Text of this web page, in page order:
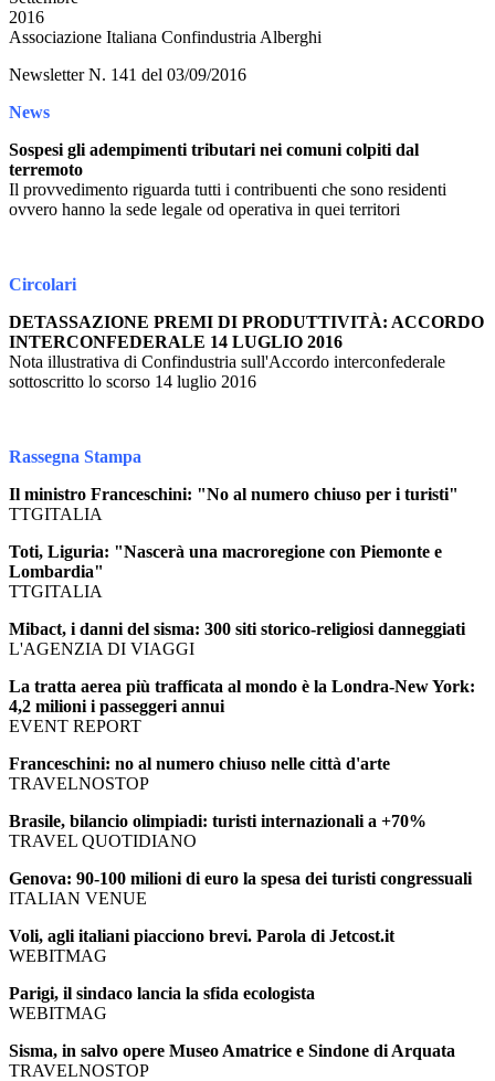
2016
Associazione Italiana Confindustria Alberghi
Newsletter N. 141 del 03/09/2016
News
Sospesi gli adempimenti tributari nei comuni colpiti dal
terremoto
Il provvedimento riguarda tutti i contribuenti che sono residenti
ovvero hanno la sede legale od operativa in quei territori
Circolari
DETASSAZIONE PREMI DI PRODUTTIVITÀ: ACCORDO
INTERCONFEDERALE 14 LUGLIO 2016
Nota illustrativa di Confindustria sull'Accordo interconfederale
sottoscritto lo scorso 14 luglio 2016
Rassegna Stampa
Il ministro Franceschini: "No al numero chiuso per i turisti"
TTGITALIA
Toti, Liguria: "Nascerà una macroregione con Piemonte e
Lombardia"
TTGITALIA
Mibact, i danni del sisma: 300 siti storico-religiosi danneggiati
L'AGENZIA DI VIAGGI
La tratta aerea più trafficata al mondo è la Londra-New York:
4,2 milioni i passeggeri annui
EVENT REPORT
Franceschini: no al numero chiuso nelle città d'arte
TRAVELNOSTOP
Brasile, bilancio olimpiadi: turisti internazionali a +70%
TRAVEL QUOTIDIANO
Genova: 90-100 milioni di euro la spesa dei turisti congressuali
ITALIAN VENUE
Voli, agli italiani piacciono brevi. Parola di Jetcost.it
WEBITMAG
Parigi, il sindaco lancia la sfida ecologista
WEBITMAG
Sisma, in salvo opere Museo Amatrice e Sindone di Arquata
TRAVELNOSTOP